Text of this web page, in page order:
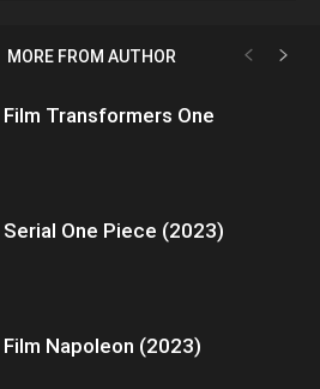
MORE FROM AUTHOR
Transformers One
One Piece (2023)
Napoleon (2023)